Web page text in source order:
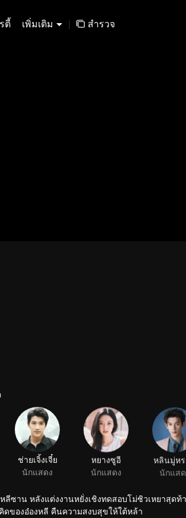
ตี้ เพิ่มเติม | สำรวจ
ช่ายเจิ้งเจี๋ย
นักแสดง
หยางซูอี
นักแสดง
หลินมู่ห
นักแส
ลีซาน หลังแต่งงานหยั่งเชิงทดสอบโม่ซิวเหยาสุด
ของอ๋องหลี คืนความสงบสุขให้ใต้หล้า